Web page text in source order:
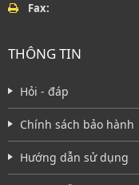
Fax:
THÔNG TIN
Hỏi - đáp
Chính sách bảo hành
Hướng dẫn sử dụng